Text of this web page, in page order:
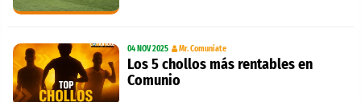
04 NOV 2025 Mr. Comuniate
Los 5 chollos más rentables en
Comunio